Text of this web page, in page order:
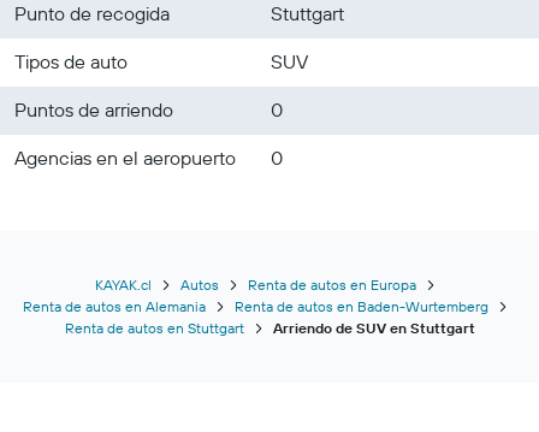
Punto de recogida
Stuttgart
Tipos de auto
SUV
Puntos de arriendo
0
Agencias en el aeropuerto
0
KAYAK.cl Autos
Renta de autos en Europa
Renta de autos en Alemania
Renta de autos en Baden-Wurtemberg
Renta de autos en Stuttgart
Arriendo de SUV en Stuttgart